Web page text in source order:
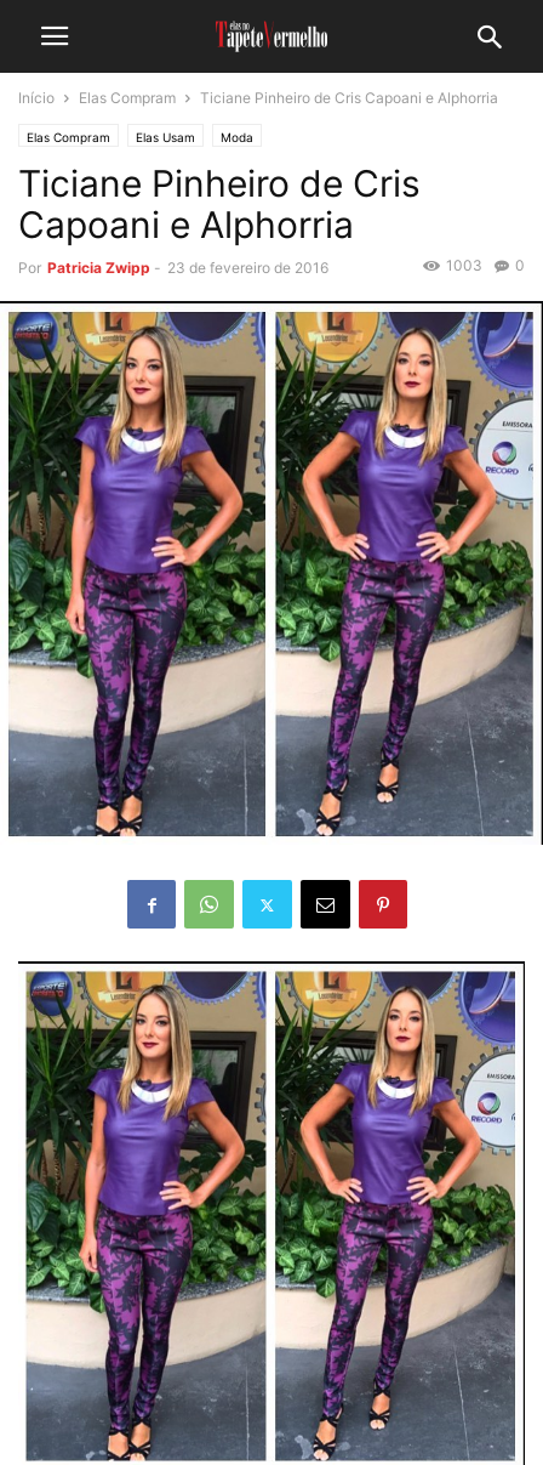
Início Elas Compram Ticiane Pinheiro de Cris Capoani e Alphorria
Elas Compram Elas Usam Moda
Ticiane Pinheiro de Cris
Capoani e Alphorria
Por Patricia Zwipp - 23 de fevereiro de 2016 0
1003